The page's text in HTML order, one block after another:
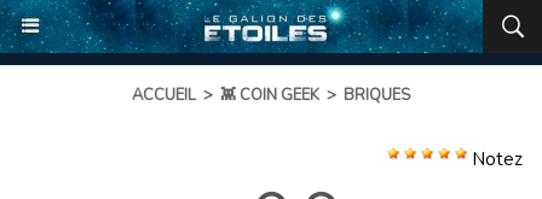
ACCUEIL > 👾 COIN GEEK > BRIQUES
Notez